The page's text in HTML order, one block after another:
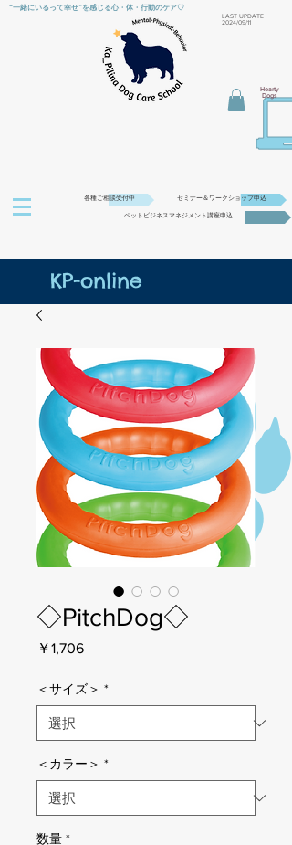
“一緒にいるって幸せ”を感じる心・体・行動のケア♡
​LAST UPDATE
2024/09/11
Hearty
Dogs
各種ご相談受付中 セミナー＆ワークショップ申込
ペットビジネスマネジメント講座申込
KP-online
◇PitchDog◇
￥1,706価
＜サイズ＞ *
＜カラー＞ *
数量 *